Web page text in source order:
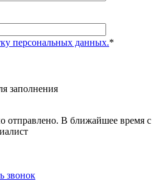
персональных данных.*
заполнения
отправлено. В ближайшее время с
звонок